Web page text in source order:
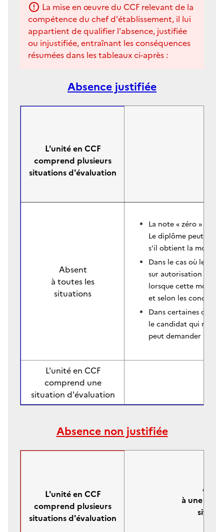
La mise en œuvre du CCF relevant de la
compétence du chef d'établissement, il lui
appartient de qualifier l'absence, justifiée
ou injustifiée, entraînant les conséquences
résumées dans les tableaux ci-après :
Absence justifiée
L'unité en CCF
comprend plusieurs
situations d'évaluation
Absent
à toutes les
situations
La note « zéro » est
Le diplôme peut
s'il obtient la
Dans le cas où le
sur autorisation du
lorsque cette
et selon les
Dans certaines
le candidat qui
peut demander à se
L'unité en CCF
comprend une
situation d'évaluation
Absence non justifiée
L'unité en CCF
comprend plusieurs
situations d'évaluation
à une ou